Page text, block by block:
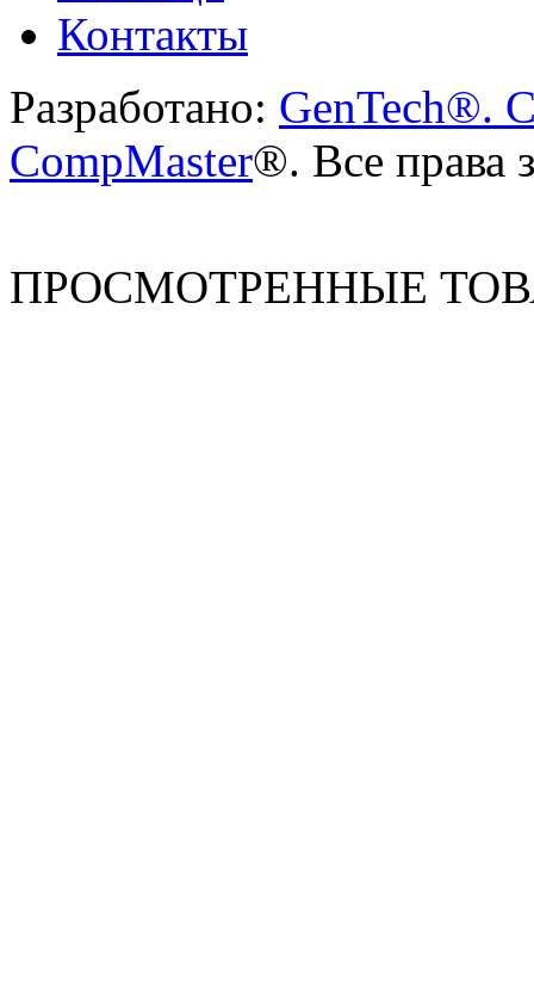
Контакты
Разработано: GenTech®.
CompMaster®. Все права
ПРОСМОТРЕННЫЕ